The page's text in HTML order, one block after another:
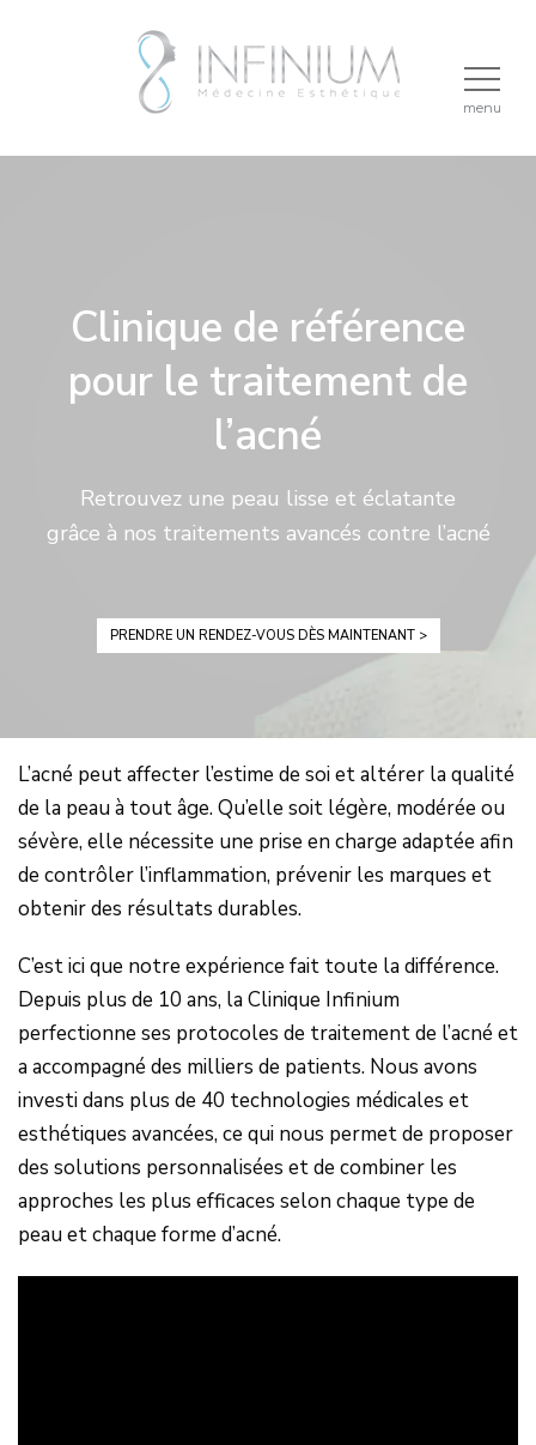
Clinique de référence
pour le traitement de
l’acné
Retrouvez une peau lisse et éclatante
grâce à nos traitements avancés contre l’acné
PRENDRE UN RENDEZ-VOUS DÈS MAINTENANT >
L’acné peut affecter l’estime de soi et altérer la qualité
de la peau à tout âge. Qu’elle soit légère, modérée ou
sévère, elle nécessite une prise en charge adaptée afin
de contrôler l’inflammation, prévenir les marques et
obtenir des résultats durables.
C’est ici que notre expérience fait toute la différence.
Depuis plus de 10 ans, la Clinique Infinium
perfectionne ses protocoles de traitement de l’acné et
a accompagné des milliers de patients. Nous avons
investi dans plus de 40 technologies médicales et
esthétiques avancées, ce qui nous permet de proposer
des solutions personnalisées et de combiner les
approches les plus efficaces selon chaque type de
peau et chaque forme d’acné.
menu